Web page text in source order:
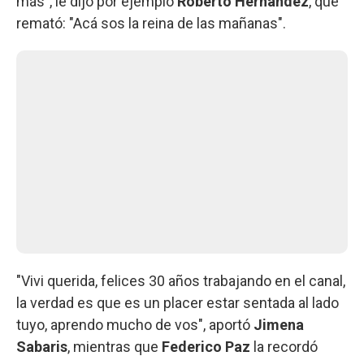
remató: "Acá sos la reina de las mañanas".
"Vivi querida, felices 30 años trabajando en el canal,
la verdad es que es un placer estar sentada al lado
tuyo, aprendo mucho de vos", aportó Jimena
Sabaris, mientras que Federico Paz la recordó